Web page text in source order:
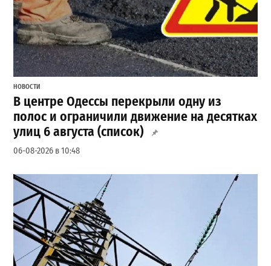
НОВОСТИ
В центре Одессы перекрыли одну из
полос и ограничили движение на десятках
улиц 6 августа (список)
06-08-2026 в 10:48